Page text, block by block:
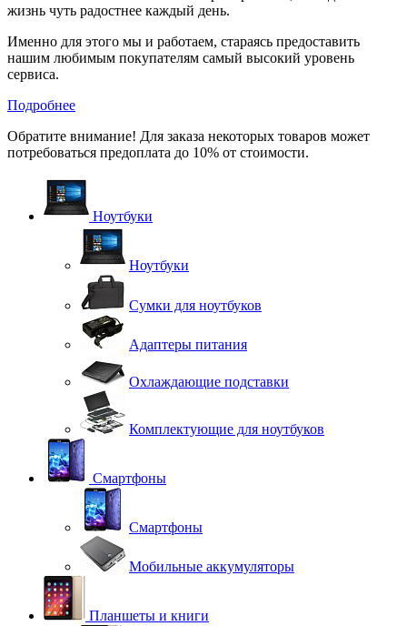
жизнь чуть радостнее каждый день.
Именно для этого мы и работаем, стараясь предоставить
нашим любимым покупателям самый высокий уровень
сервиса.
Подробнее
Обратите внимание! Для заказа некоторых товаров может
потребоваться предоплата до 10% от стоимости.
Ноутбуки
Ноутбуки
Сумки для ноутбуков
Адаптеры питания
Охлаждающие подставки
Комплектующие для ноутбуков
Смартфоны
Смартфоны
Мобильные аккумуляторы
Планшеты и книги